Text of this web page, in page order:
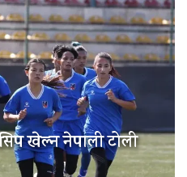
खेल्न नेपाली टोली